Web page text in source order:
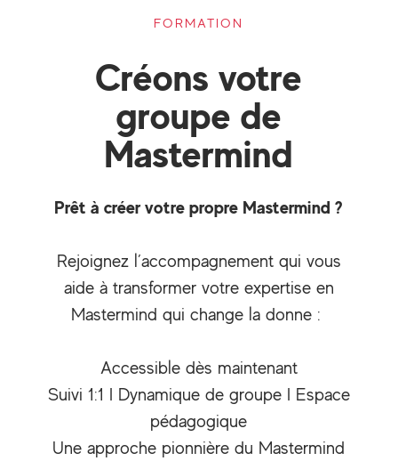
FORMATION
Créons votre
groupe de
Mastermind
Prêt à créer votre propre Mastermind ?
Rejoignez l’accompagnement qui vous
aide à transformer votre expertise en
Mastermind qui change la donne :
Accessible dès maintenant
Suivi 1:1 I Dynamique de groupe I Espace
pédagogique
Une approche pionnière du Mastermind